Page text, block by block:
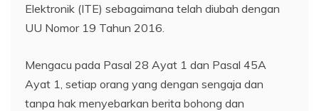
Elektronik (ITE) sebagaimana telah diubah dengan
UU Nomor 19 Tahun 2016.
Mengacu pada Pasal 28 Ayat 1 dan Pasal 45A
Ayat 1, setiap orang yang dengan sengaja dan
tanpa hak menyebarkan berita bohong dan